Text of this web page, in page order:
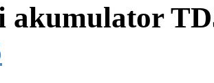
akumulator